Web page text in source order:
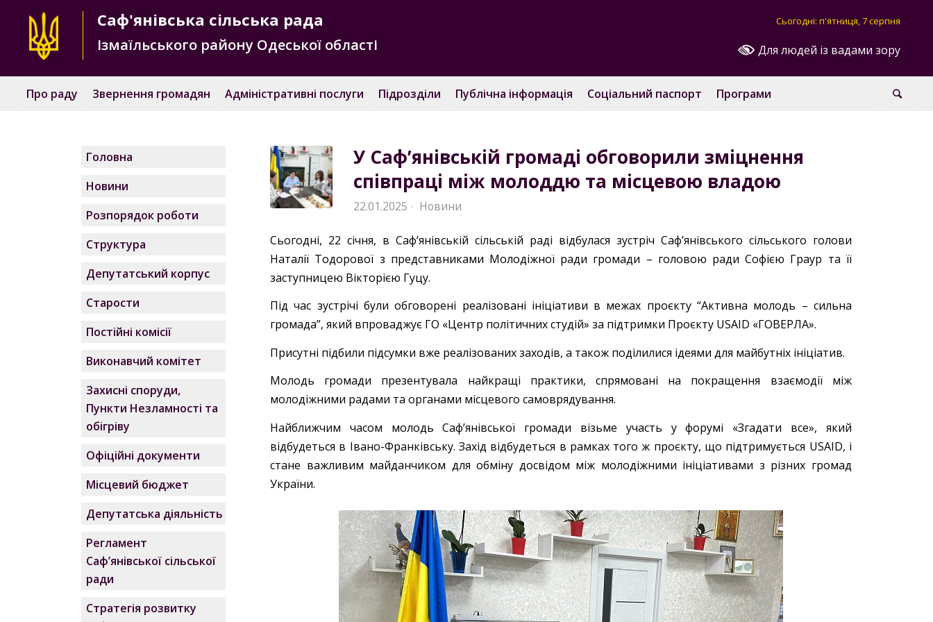
Для людей із вадами зору
Сьогодні: п'ятниця, 7 серпня
Саф'янівська сільська рада
Ізмаїльського району Одеської області
Про раду Звернення громадян Адміністративні послуги Підрозділи Публічна інформація Соціальний паспорт Програми
У Саф’янівській громаді обговорили зміцнення
співпраці між молоддю та місцевою владою
22.01.2025 · Новини
Сьогодні, 22 січня, в Саф’янівській сільській раді відбулася зустріч Саф’янівського сільського голови
Наталії Тодорової з представниками Молодіжної ради громади – головою ради Софією Граур та її
заступницею Вікторією Гуцу.
Під час зустрічі були обговорені реалізовані ініціативи в межах проєкту “Активна молодь – сильна
громада”, який впроваджує ГО «Центр політичних студій» за підтримки Проєкту USAID «ГОВЕРЛА».
Присутні підбили підсумки вже реалізованих заходів, а також поділилися ідеями для майбутніх ініціатив.
Молодь громади презентувала найкращі практики, спрямовані на покращення взаємодії між
молодіжними радами та органами місцевого самоврядування.
Найближчим часом молодь Саф’янівської громади візьме участь у форумі «Згадати все», який
відбудеться в Івано-Франківську. Захід відбудеться в рамках того ж проєкту, що підтримується USAID, і
стане важливим майданчиком для обміну досвідом між молодіжними ініціативами з різних громад
України.
Головна
Новини
Розпорядок роботи
Структура
Депутатський корпус
Старости
Постійні комісії
Виконавчий комітет
Захисні споруди,
Пункти Незламності та
обігріву
Офіційні документи
Місцевий бюджет
Депутатська діяльність
Регламент
Саф’янівської сільської
ради
Стратегія розвитку